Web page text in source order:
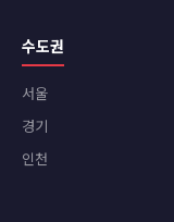
수도권
서울
경기
인천